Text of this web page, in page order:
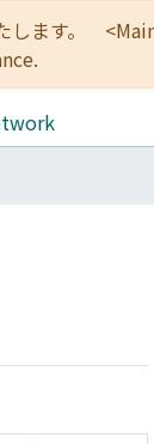
します。